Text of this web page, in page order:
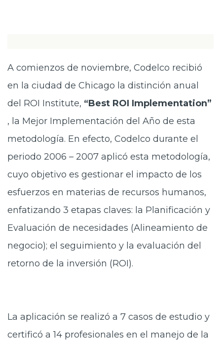
A comienzos de noviembre, Codelco recibió
en la ciudad de Chicago la distinción anual
del ROI Institute, “Best ROI Implementation”
, la Mejor Implementación del Año de esta
metodología. En efecto, Codelco durante el
periodo 2006 – 2007 aplicó esta metodología,
cuyo objetivo es gestionar el impacto de los
esfuerzos en materias de recursos humanos,
enfatizando 3 etapas claves: la Planificación y
Evaluación de necesidades (Alineamiento de
negocio); el seguimiento y la evaluación del
retorno de la inversión (ROI).
La aplicación se realizó a 7 casos de estudio y
certificó a 14 profesionales en el manejo de la